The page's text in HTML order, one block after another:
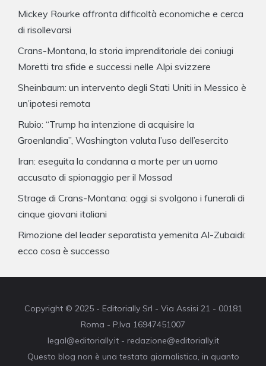
Mickey Rourke affronta difficoltà economiche e cerca
di risollevarsi
Crans-Montana, la storia imprenditoriale dei coniugi
Moretti tra sfide e successi nelle Alpi svizzere
Sheinbaum: un intervento degli Stati Uniti in Messico è
un’ipotesi remota
Rubio: “Trump ha intenzione di acquisire la
Groenlandia”, Washington valuta l’uso dell’esercito
Iran: eseguita la condanna a morte per un uomo
accusato di spionaggio per il Mossad
Strage di Crans-Montana: oggi si svolgono i funerali di
cinque giovani italiani
Rimozione del leader separatista yemenita Al-Zubaidi:
ecco cosa è successo
Copyright © 2025 - Editorially Srl - Via Assisi 21 - 00181
Roma - P.Iva 16947451007
legal@editorially.it - redazione@editorially.it
Questo blog non è una testata giornalistica, in quanto